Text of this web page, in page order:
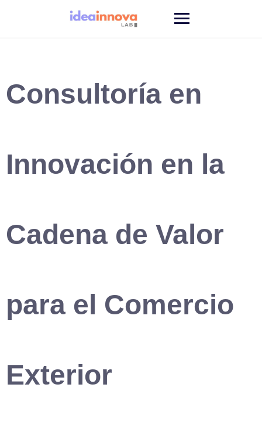
Consultoría en
Innovación en la
Cadena de Valor
para el Comercio
Exterior